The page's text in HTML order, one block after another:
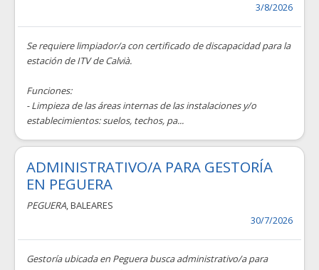
3/8/2026
Se requiere limpiador/a con certificado de discapacidad para la
estación de ITV de Calvià.
Funciones:
- Limpieza de las áreas internas de las instalaciones y/o
establecimientos: suelos, techos, pa...
ADMINISTRATIVO/A PARA GESTORÍA
EN PEGUERA
PEGUERA, BALEARES
30/7/2026
Gestoría ubicada en Peguera busca administrativo/a para